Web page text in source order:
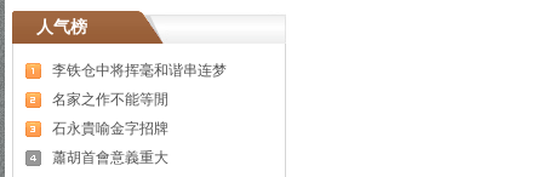
人气榜
李铁仓中将挥毫和谐串连梦
名家之作不能等閒
石永貴喻金字招牌
蕭胡首會意義重大